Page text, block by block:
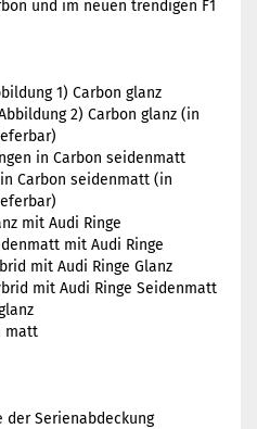
und im neuen trendigen F1
1) Carbon glanz
2) Carbon glanz (in
in Carbon seidenmatt
Carbon seidenmatt (in
mit Audi Ringe
mit Audi Ringe
mit Audi Ringe Glanz
mit Audi Ringe Seidenmatt
matt
der Serienabdeckung